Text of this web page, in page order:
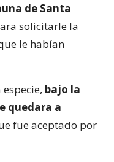
de Santa
solicitarle la
le habían
bajo la
quedara a
fue aceptado por